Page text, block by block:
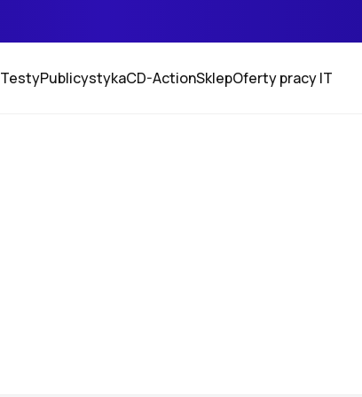
TestyPublicystykaCD-ActionSklepOferty pracy IT